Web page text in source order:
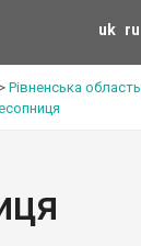
uk ru
> Рівненська область